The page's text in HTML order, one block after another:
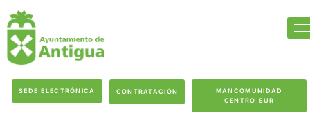
SEDE ELECTRÓNICA CONTRATACIÓN
MANCOMUNIDAD
CENTRO SUR